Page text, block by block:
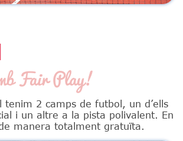
Fair Play!
tenim 2 camps de futbol, un d’ells
i un altre a la pista polivalent. En
manera totalment gratuïta.